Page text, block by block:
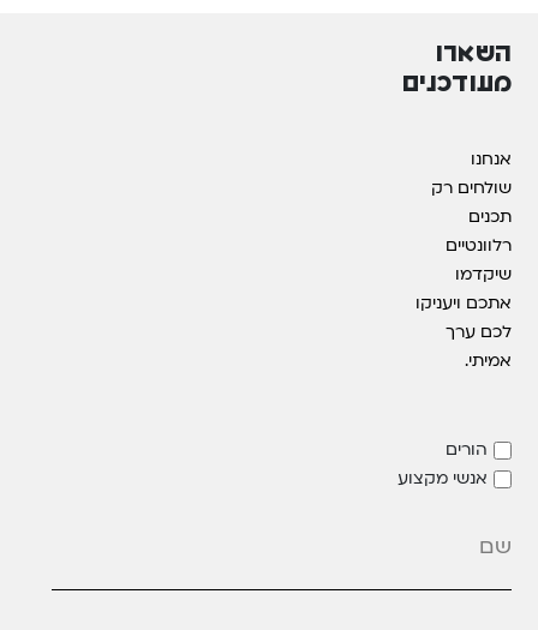
השארו
מעודכנים
אנחנו
שולחים רק
תכנים
רלוונטיים
שיקדמו
אתכם ויעניקו
לכם ערך
אמיתי.
הורים
אנשי מקצוע